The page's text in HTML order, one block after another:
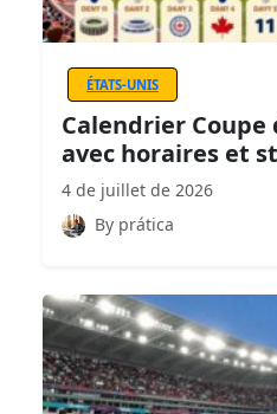
ÉTATS-UNIS
Calendrier Coupe
avec horaires et
4 de juillet de 2026
By prática